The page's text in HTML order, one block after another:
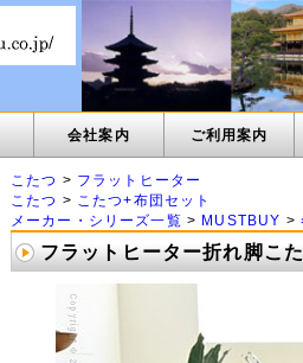
会社案内 ご利用案内
こたつ > フラットヒーター
こたつ >
こたつ+布団セット
メーカー・シリーズ一覧 > MUSTBUY >
フラットヒーター折れ脚こ